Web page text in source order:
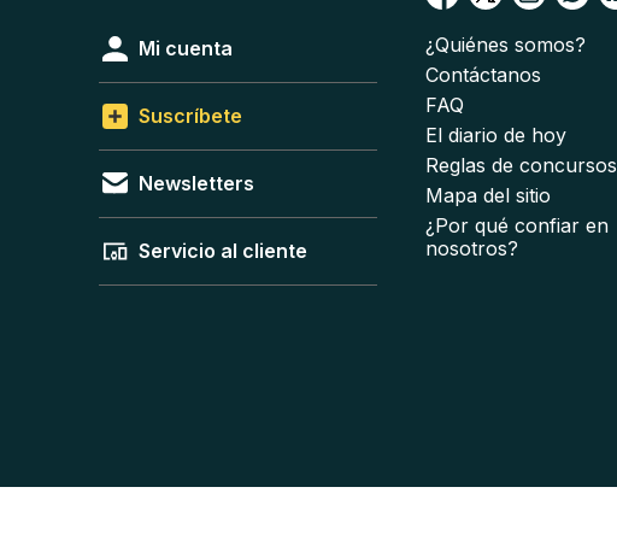
Mi cuenta
Suscríbete
Newsletters
Servicio al cliente
¿Quiénes somos?
Contáctanos
FAQ
El diario de hoy
Reglas de concursos
Mapa del sitio
¿Por qué confiar en
nosotros?